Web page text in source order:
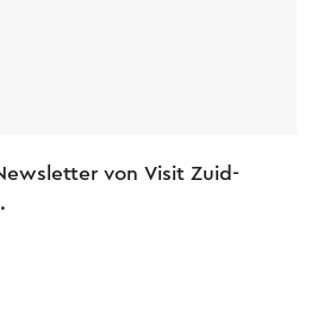
von Visit Zuid-